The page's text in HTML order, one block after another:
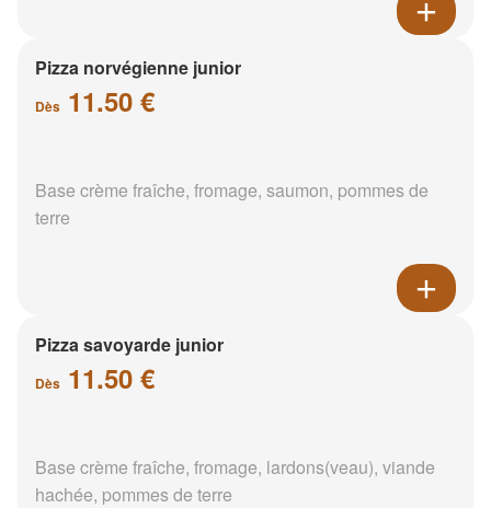
Pizza norvégienne junior
Dès 11.50 €
Base crème fraîche, fromage, saumon, pommes de
terre
Pizza savoyarde junior
Dès 11.50 €
Base crème fraîche, fromage, lardons(veau), viande
hachée, pommes de terre